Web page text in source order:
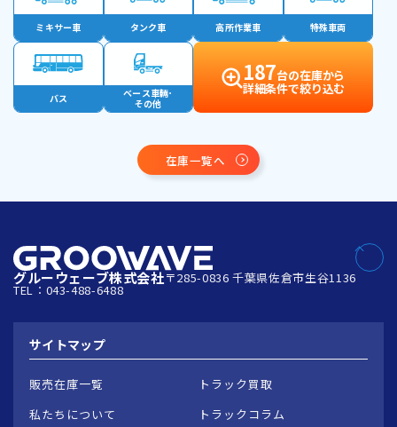
ミキサー車 タンク車 高所作業車 特殊車両
バス
ベース車輛･
その他
187台の在庫から
詳細条件で絞り込む
在庫一覧へ
グルーウェーブ株式会社〒285-0836 千葉県佐倉市生谷1136
TEL：043-488-6488
サイトマップ
販売在庫一覧
トラック買取
私たちについて
トラックコラム